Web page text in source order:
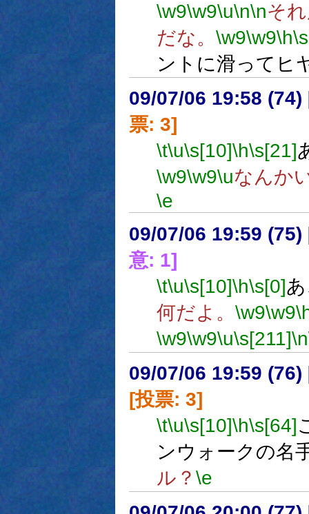
\w9\w9\u\n\nそ
だな。 \w9\w9\h
ントに滑ってヒ
09/07/06 19:58 (74)
票: 3]
\t\u\s[10]\h\s[21]
\w9\w9\uなんか
\e
09/07/06 19:59 (75)
意: 1]
\t\u\s[10]\h\s[0]
何だよ。 \w9\w9
\w9\w9\u\s[211]\n
09/07/06 19:59 (76)
[投票: 3]
\t\u\s[10]\h\s[64]
ンウォークの名
ル？ \e